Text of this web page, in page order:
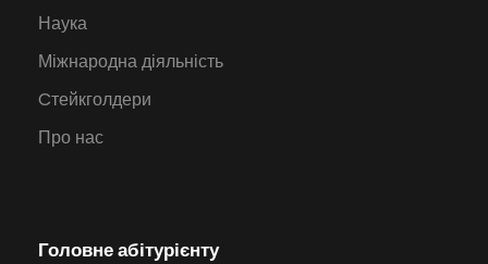
Наука
Міжнародна діяльність
Cтейкголдери
Про нас
Головне абітурієнту